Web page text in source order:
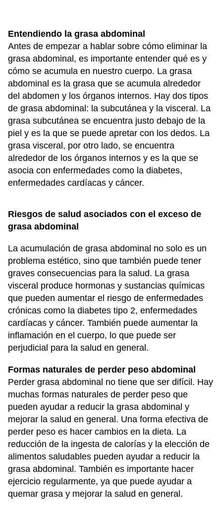
Entendiendo la grasa abdominal
Antes de empezar a hablar sobre cómo eliminar la
grasa abdominal, es importante entender qué es y
cómo se acumula en nuestro cuerpo. La grasa
abdominal es la grasa que se acumula alrededor
del abdomen y los órganos internos. Hay dos tipos
de grasa abdominal: la subcutánea y la visceral. La
grasa subcutánea se encuentra justo debajo de la
piel y es la que se puede apretar con los dedos. La
grasa visceral, por otro lado, se encuentra
alrededor de los órganos internos y es la que se
asocia con enfermedades como la diabetes,
enfermedades cardíacas y cáncer.
Riesgos de salud asociados con el exceso de
grasa abdominal
La acumulación de grasa abdominal no solo es un
problema estético, sino que también puede tener
graves consecuencias para la salud. La grasa
visceral produce hormonas y sustancias químicas
que pueden aumentar el riesgo de enfermedades
crónicas como la diabetes tipo 2, enfermedades
cardíacas y cáncer. También puede aumentar la
inflamación en el cuerpo, lo que puede ser
perjudicial para la salud en general.
Formas naturales de perder peso abdominal
Perder grasa abdominal no tiene que ser difícil. Hay
muchas formas naturales de perder peso que
pueden ayudar a reducir la grasa abdominal y
mejorar la salud en general. Una forma efectiva de
perder peso es hacer cambios en la dieta. La
reducción de la ingesta de calorías y la elección de
alimentos saludables pueden ayudar a reducir la
grasa abdominal. También es importante hacer
ejercicio regularmente, ya que puede ayudar a
quemar grasa y mejorar la salud en general.